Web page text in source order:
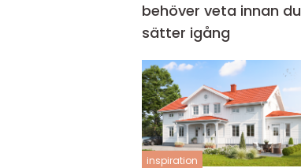
behöver veta innan du
sätter igång
inspiration